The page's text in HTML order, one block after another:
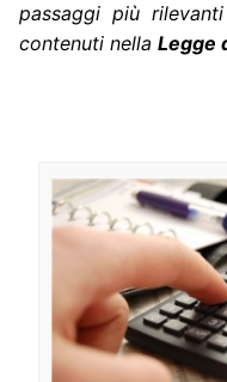
passaggi più
contenuti nella Legge